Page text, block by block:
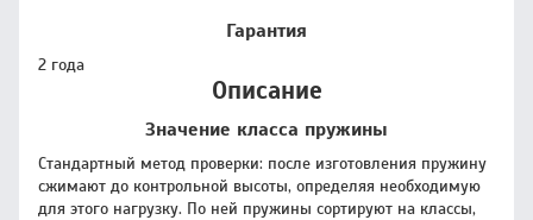
Гарантия
2 года
Описание
Значение класса пружины
Стандартный метод проверки: после изготовления пружину
сжимают до контрольной высоты, определяя необходимую
для этого нагрузку. По ней пружины сортируют на классы,